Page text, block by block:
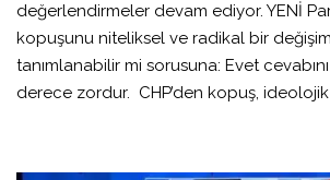
değerlendirmeler devam ediyor. YENİ
kopuşunu niteliksel ve radikal bir
tanımlanabilir mi sorusuna: Evet
derece zordur. CHP’den kopuş,